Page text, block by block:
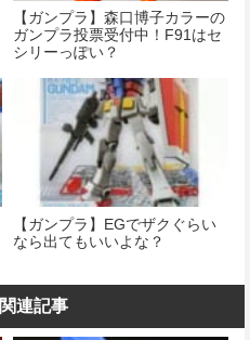
【ガンプラ】森口博子カラーの
ガンプラ投票受付中！F91はセ
シリーっぽい？
【ガンプラ】EGでザクぐらい
なら出てもいいよな？
連記事